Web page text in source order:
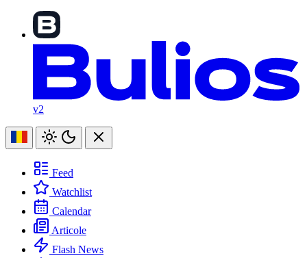
v2
Feed
Watchlist
Calendar
Articole
Flash News